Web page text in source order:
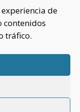
de
contenidos
tráfico.